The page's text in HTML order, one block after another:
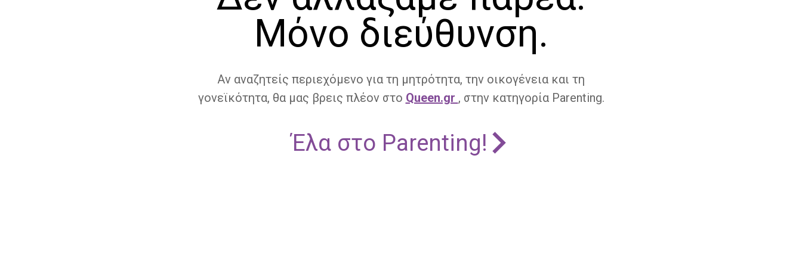
Μόνο διεύθυνση.
Αν αναζητείς περιεχόμενο για τη μητρότητα, την οικογένεια και τη
γονεϊκότητα, θα μας βρεις πλέον στο Queen.gr , στην κατηγορία Parenting.
Έλα στο Parenting!